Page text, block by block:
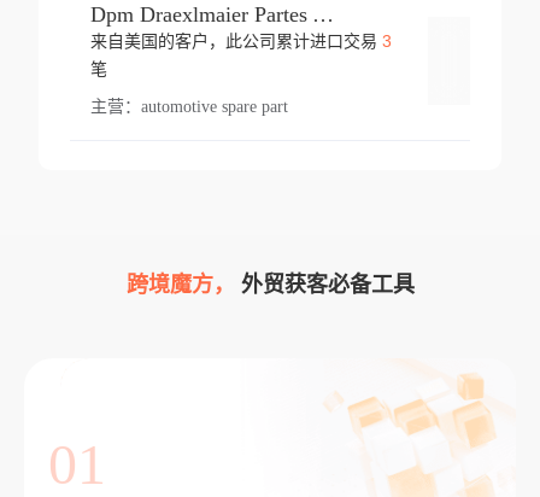
Dpm Draexlmaier Partes Automotrices Corr Ind Huejotzingo
来自美国的客户，此公司累计进口交易 3
笔
主营： automotive spare part
跨境魔方， 外贸获客必备工具
01